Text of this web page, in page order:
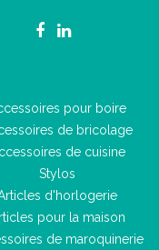
pour boire
de bricolage
de cuisine
Stylos
d'horlogerie
pour la maison
de maroquinerie